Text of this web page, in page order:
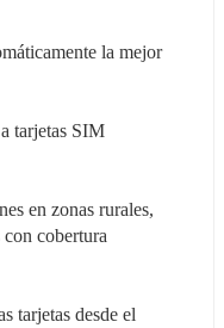
la mejor
tarjetas SIM
en zonas rurales,
cobertura
tarjetas desde el